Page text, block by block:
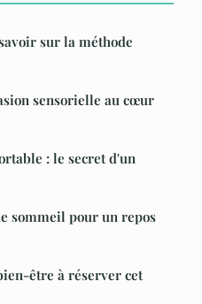
sur la méthode
sensorielle au cœur
: le secret d'un
sommeil pour un repos
être à réserver cet